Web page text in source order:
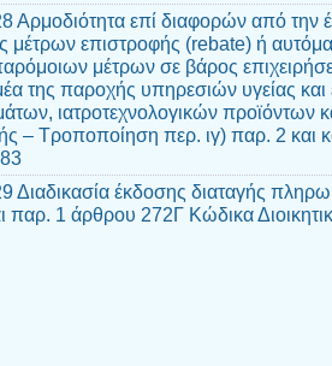
Αρμοδιότητα επί διαφορών από την
μέτρων επιστροφής (rebate) ή
μέτρων σε βάρος
της παροχής υπηρεσιών υγείας
ιατροτεχνολογικών προϊόντων
– Τροποποίηση περ. ιγ) παρ. 2 και
Διαδικασία έκδοσης διαταγής
παρ. 1 άρθρου 272Γ Κώδικα